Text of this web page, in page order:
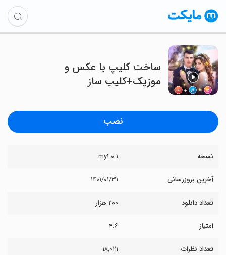
ساخت کلیپ با عکس و
موزیک+کلیپ ساز
نصب
نسخه my۱.۰.۱
آخرین بروزرسانی ۱۴۰۱/۰۱/۳۱
تعداد دانلود ۲۰۰ هزار
امتیاز ۴.۶
تعداد نظرات ۱۸,۰۲۱